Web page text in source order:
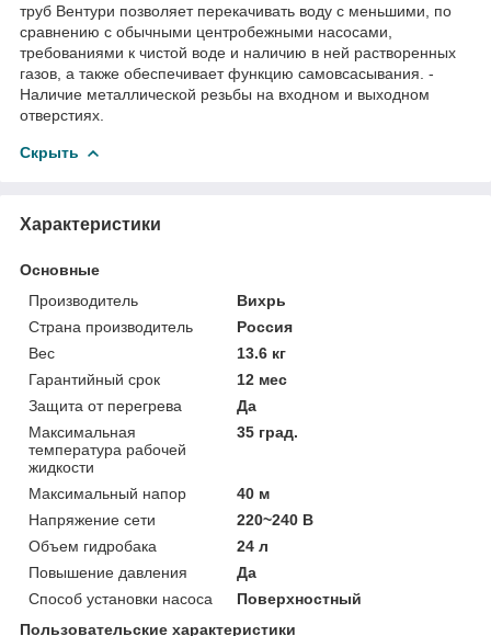
труб Вентури позволяет перекачивать воду с меньшими, по
сравнению с обычными центробежными насосами,
требованиями к чистой воде и наличию в ней растворенных
газов, а также обеспечивает функцию самовсасывания. -
Наличие металлической резьбы на входном и выходном
отверстиях.
Скрыть
Характеристики
Основные
Производитель
Вихрь
Страна производитель
Россия
Вес
13.6 кг
Гарантийный срок
12 мес
Защита от перегрева
Да
Максимальная
температура рабочей
жидкости
35 град.
Максимальный напор
40 м
Напряжение сети
220~240 В
Объем гидробака
24 л
Повышение давления
Да
Способ установки насоса
Поверхностный
Пользовательские характеристики